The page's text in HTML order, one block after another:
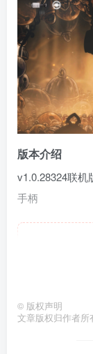
版本介绍
v1.0.28324联机
手柄
© 版权声明
文章版权归作者所